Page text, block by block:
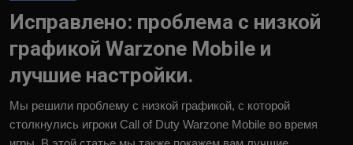
русский
Исправлено: проблема с низкой
графикой Warzone Mobile и
лучшие настройки.
Мы решили проблему с низкой графикой, с которой
столкнулись игроки Call of Duty Warzone Mobile во время